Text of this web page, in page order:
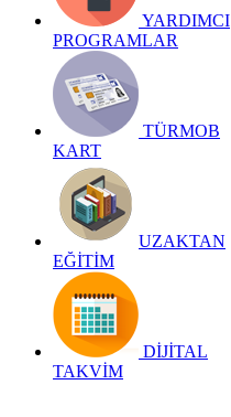
YARDIMCI
PROGRAMLAR
TÜRMOB
KART
UZAKTAN
EĞİTİM
DİJİTAL
TAKVİM